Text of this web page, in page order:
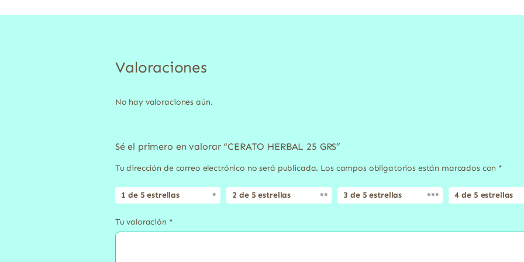
Valoraciones
No hay valoraciones aún.
Sé el primero en valorar “CERATO HERBAL 25 GRS”
Tu dirección de correo electrónico no será publicada. Los campos obligatorios están marcados con *
1 de 5 estrellas 2 de 5 estrellas 3 de 5 estrellas 4 de 5 estrellas
Tu valoración *